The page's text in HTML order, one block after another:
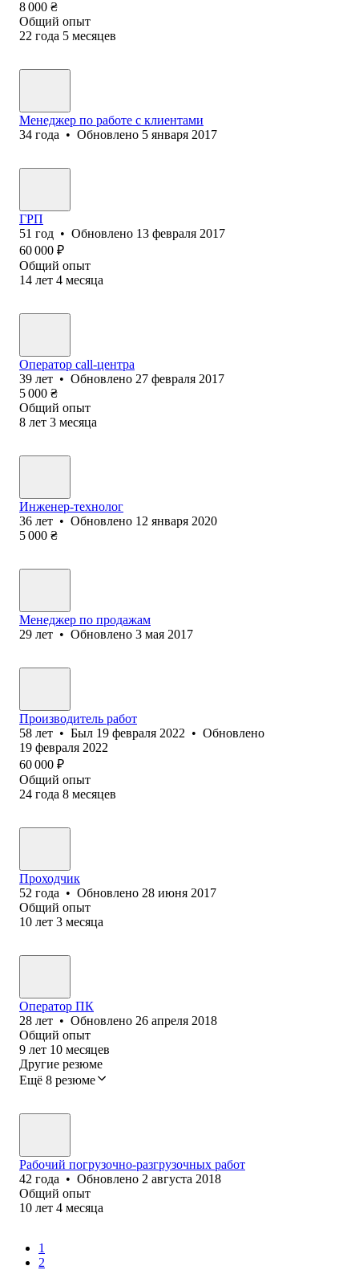
8 000 ₴
Общий опыт
22 года 5 месяцев
Менеджер по работе с клиентами
34 года • Обновлено 5 января 2017
ГРП
51 год • Обновлено 13 февраля 2017
60 000 ₽
Общий опыт
14 лет 4 месяца
Оператор call-центра
39 лет • Обновлено 27 февраля 2017
5 000 ₴
Общий опыт
8 лет 3 месяца
Инженер-технолог
36 лет • Обновлено 12 января 2020
5 000 ₴
Менеджер по продажам
29 лет • Обновлено 3 мая 2017
Производитель работ
58 лет • Был 19 февраля 2022 • Обновлено
19 февраля 2022
60 000 ₽
Общий опыт
24 года 8 месяцев
Проходчик
52 года • Обновлено 28 июня 2017
Общий опыт
10 лет 3 месяца
Оператор ПК
28 лет • Обновлено 26 апреля 2018
Общий опыт
9 лет 10 месяцев
Другие резюме
Ещё 8 резюме
Рабочий погрузочно-разгрузочных работ
42 года • Обновлено 2 августа 2018
Общий опыт
10 лет 4 месяца
1
2